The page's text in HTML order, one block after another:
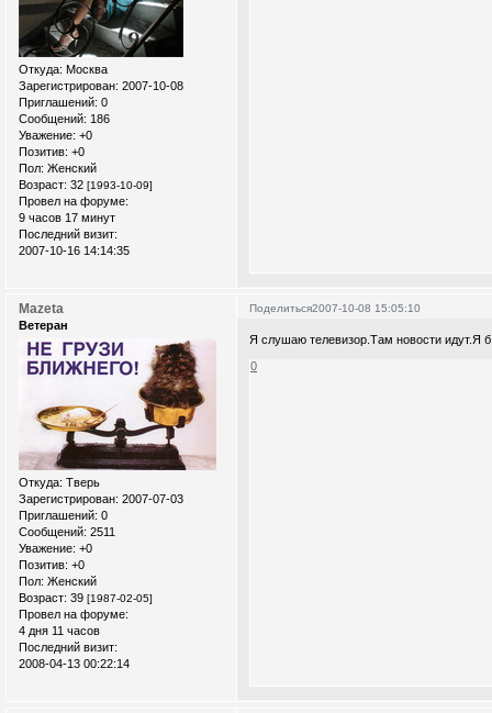
Откуда: Москва
Зарегистрирован: 2007-10-08
Приглашений: 0
Сообщений: 186
Уважение: +0
Позитив: +0
Пол: Женский
Возраст: 32 [1993-10-09]
Провел на форуме:
9 часов 17 минут
Последний визит:
2007-10-16 14:14:35
Поделиться2007-10-08 15:05:10
Mazeta
Ветеран
Откуда: Тверь
Зарегистрирован: 2007-07-03
Приглашений: 0
Сообщений: 2511
Уважение: +0
Позитив: +0
Пол: Женский
Возраст: 39 [1987-02-05]
Провел на форуме:
4 дня 11 часов
Последний визит:
2008-04-13 00:22:14
Я слушаю телевизор.Там новости идут.Я
0